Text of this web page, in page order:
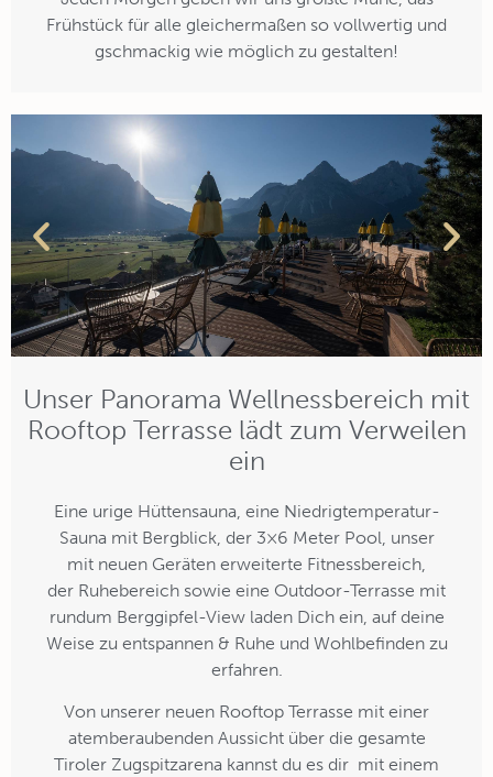
Frühstück für alle gleichermaßen so vollwertig und
gschmackig wie möglich zu gestalten!
Unser Panorama Wellnessbereich mit
Rooftop Terrasse lädt zum Verweilen
ein
Eine urige Hüttensauna, eine Niedrigtemperatur-
Sauna mit Bergblick, der 3×6 Meter Pool, unser
mit neuen Geräten erweiterte Fitnessbereich,
der Ruhebereich sowie eine Outdoor-Terrasse mit
rundum Berggipfel-View laden Dich ein, auf deine
Weise zu entspannen & Ruhe und Wohlbefinden zu
erfahren.
Von unserer neuen Rooftop Terrasse mit einer
atemberaubenden Aussicht über die gesamte
Tiroler Zugspitzarena kannst du es dir mit einem